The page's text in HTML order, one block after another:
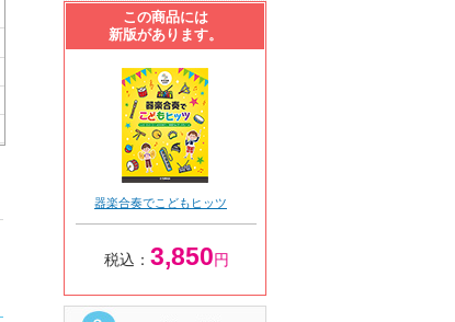
この商品には
新版があります。
器楽合奏でこどもヒッツ
税込： 3,850円